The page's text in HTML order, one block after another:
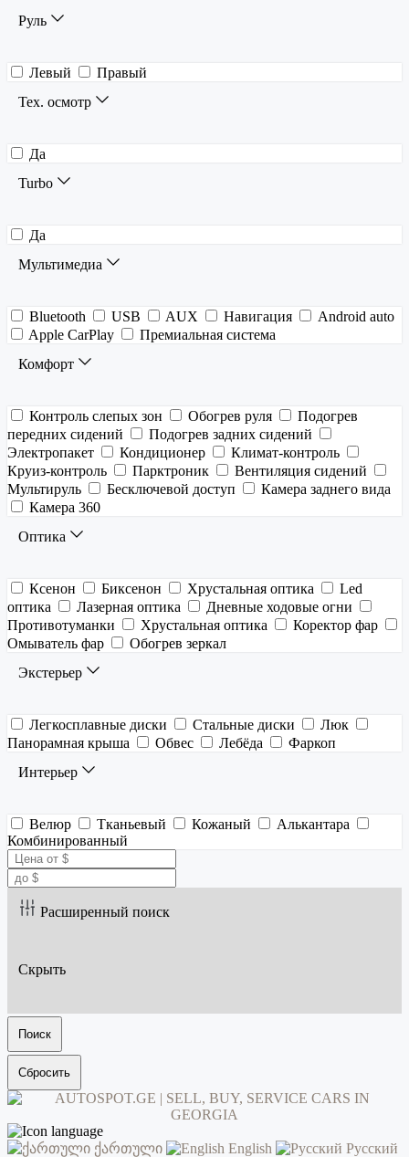
Руль
Левый
Правый
Тех. осмотр
Да
Turbo
Да
Мультимедиа
Bluetooth USB AUX Навигация
Android auto
Apple CarPlay
Премиальная система
Комфорт
Контроль слепых зон Обогрев руля
Подогрев
передних сидений
Подогрев задних сидений
Электропакет
Кондиционер
Климат-контроль
Круиз-контроль
Парктроник
Вентиляция сидений
Мультируль
Бесключевой доступ
Камера заднего вида
Камера 360
Оптика
Ксенон Биксенон Хрустальная оптика
Led
оптика
Лазерная оптика
Дневные ходовые огни
Противотуманки
Хрустальная оптика
Коректор фар
Омыватель фар
Обогрев зеркал
Экстерьер
Легкосплавные диски Стальные диски
Люк
Панорамная крыша
Обвес Лебёда
Фаркоп
Интерьер
Велюр Тканьевый Кожаный
Алькантара
Комбинированный
Расширенный поиск
Скрыть
Поиск
Сбросить
ქართული English
Русский